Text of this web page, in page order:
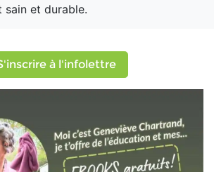
et durable.
à l'infolettre